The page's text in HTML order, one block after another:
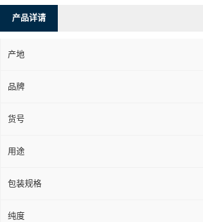
产品详请
产地
品牌
货号
用途
包装规格
纯度